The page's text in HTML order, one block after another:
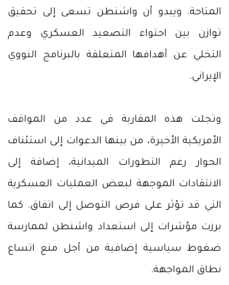
المتاحة. ويبدو أن واشنطن تسعى إلى تحقيق
توازن بين احتواء التصعيد العسكري وعدم
التخلي عن أهدافها المتعلقة بالبرنامج النووي
الإيراني.
وتجلت هذه المقاربة في عدد من المواقف
الأمريكية الأخيرة، من بينها الدعوات إلى استئناف
الحوار رغم التطورات الميدانية، إضافة إلى
الانتقادات الموجهة لبعض العمليات العسكرية
التي قد تؤثر على فرص التوصل إلى اتفاق. كما
برزت مؤشرات إلى استعداد واشنطن لممارسة
ضغوط سياسية إضافية من أجل منع اتساع
نطاق المواجهة.